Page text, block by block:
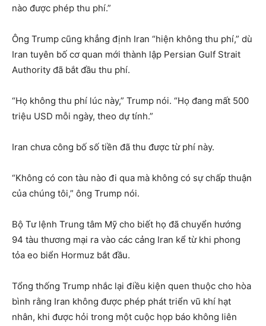
nào được phép thu phí.”
Ông Trump cũng khẳng định Iran “hiện không thu phí,” dù
Iran tuyên bố cơ quan mới thành lập Persian Gulf Strait
Authority đã bắt đầu thu phí.
“Họ không thu phí lúc này,” Trump nói. “Họ đang mất 500
triệu USD mỗi ngày, theo dự tính.”
Iran chưa công bố số tiền đã thu được từ phí này.
“Không có con tàu nào đi qua mà không có sự chấp thuận
của chúng tôi,” ông Trump nói.
Bộ Tư lệnh Trung tâm Mỹ cho biết họ đã chuyển hướng
94 tàu thương mại ra vào các cảng Iran kể từ khi phong
tỏa eo biển Hormuz bắt đầu.
Tổng thống Trump nhắc lại điều kiện quen thuộc cho hòa
bình rằng Iran không được phép phát triển vũ khí hạt
nhân, khi được hỏi trong một cuộc họp báo không liên